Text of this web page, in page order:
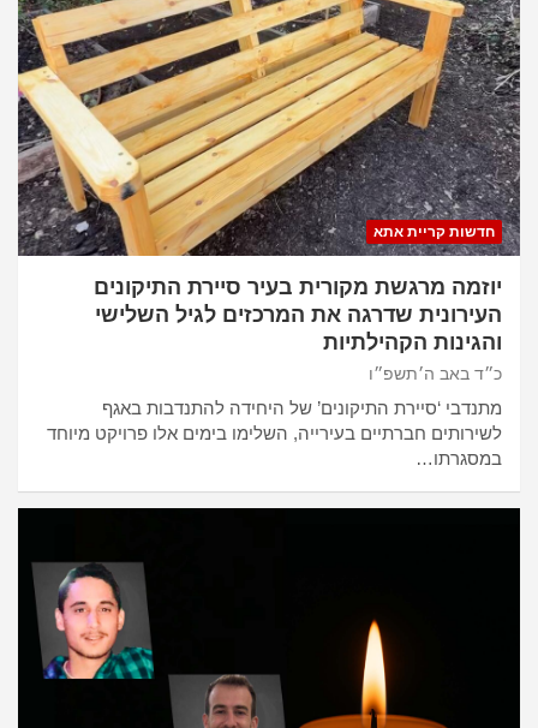
חדשות קריית אתא
יוזמה מרגשת מקורית בעיר סיירת התיקונים
העירונית שדרגה את המרכזים לגיל השלישי
והגינות הקהילתיות
כ״ד באב ה׳תשפ״ו
מתנדבי ‘סיירת התיקונים’ של היחידה להתנדבות באגף
לשירותים חברתיים בעירייה, השלימו בימים אלו פרויקט מיוחד
במסגרתו…